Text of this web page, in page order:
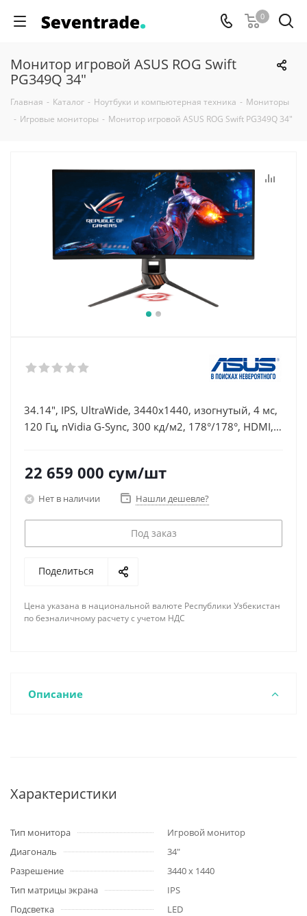
0
Монитор игровой ASUS ROG Swift
PG349Q 34"
Главная - Каталог - Ноутбуки и компьютерная техника - Мониторы
- Игровые мониторы - Монитор игровой ASUS ROG Swift PG349Q 34"
34.14", IPS, UltraWide, 3440x1440, изогнутый, 4 мс,
120 Гц, nVidia G-Sync, 300 кд/м2, 178°/178°, HDMI,
22 659 000 сум/шт
Нет в наличии Нашли дешевле?
Под заказ
Поделиться
Цена указана в национальной валюте Республики Узбекистан
по безналичному расчету с учетом НДС
Описание
Характеристики
Тип монитора
Игровой монитор
Диагональ
34"
Разрешение
3440 x 1440
Тип матрицы экрана
IPS
Подсветка
LED